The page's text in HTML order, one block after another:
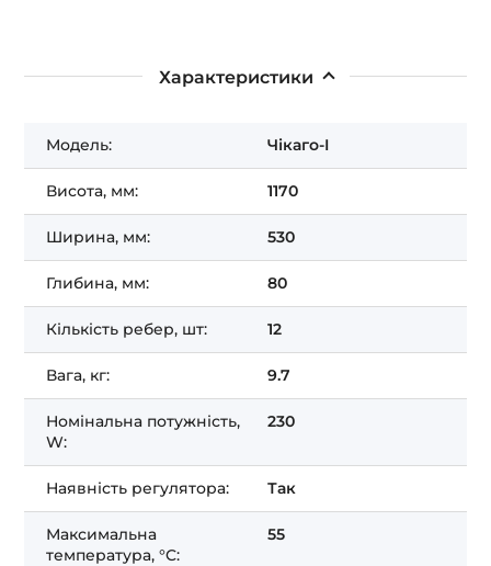
Характеристики
Модель: Чікаго-I
Висота, мм: 1170
Ширина, мм: 530
Глибина, мм: 80
Кількість ребер, шт: 12
Вага, кг: 9.7
Номінальна потужність,
W:
230
Наявність регулятора: Так
Максимальна
температура, °C:
55